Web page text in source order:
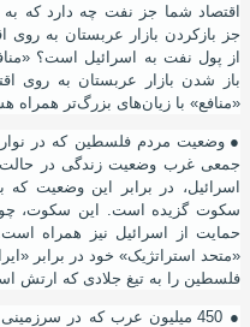
اقتصاد شما جز نفت چه دارد که
جز بازکردن بازار عربستان به روی
از پول نفت به اسرائیل است؟
باز شدن بازار عربستان به روی
«منافع» با زیان‌های بزرگ‌تر همراه
● وضعیت مردم فلسطین که در
جمعی غرب وضعیت زندگی در حالت
اسرائیل، در برابر این وضعیت
سکوت گزیده‌ است. این سکوت،
حمایت از اسرائیل نیز همراه
«متحد استراتژیک» خود در برابر
فلسطین را به تیغ جلادی که ارتش
●
450 میلیون عرب که در